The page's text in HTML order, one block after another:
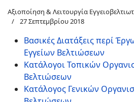
Αξιοποίηση & Λειτουργία
27 Σεπτεμβρίου 2018
Βασικές Διατάξεις περί
Εγγείων Βελτιώσεων
Κατάλογοι Τοπικών
Βελτιώσεων
Κατάλογος Γενικών